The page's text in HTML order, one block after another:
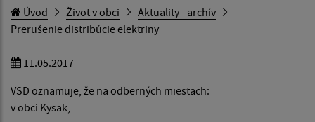
Úvod Život v obci
Aktuality - archív
Prerušenie distribúcie elektriny
11.05.2017
VSD oznamuje, že na odberných miestach:
v obci Kysak,